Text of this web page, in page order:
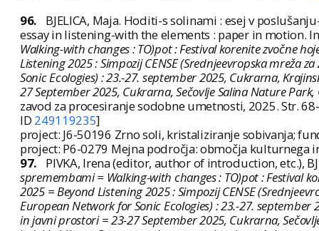
96.
BJELICA, Maja. Hoditi-s solinami : esej v
essay in listening-with the elements : paper in motion.
Walking-with changes : TO)pot : Festival korenite zvočne
Listening 2025 : Simpozij CENSE (Srednjeevropska mreža
Sonic Ecologies) : 23.-27. september 2025, Cukrarna,
27 September 2025, Cukrarna, Sečovlje Salina Nature
zavod za procesiranje sodobne umetnosti, 2025. Str.
ID 249119235]
project: J6-50196 Zrno soli, kristaliziranje sobivanja;
project: P6-0279 Mejna področja: območja kulturnega
97.
PIVKA, Irena (editor, author of introduction, etc.),
spremembami = Walking-with changes : TO)pot : Festival
2025 = Beyond Listening 2025 : Simpozij CENSE
European Network for Sonic Ecologies) : 23.-27.
in javni prostori = 23-27 September 2025, Cukrarna,